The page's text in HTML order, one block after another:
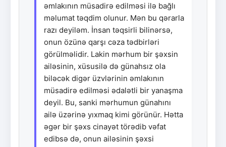
əmlakının müsadirə edilməsi ilə bağlı
məlumat təqdim olunur. Mən bu qərarla
razı deyiləm. İnsan təqsirli bilinərsə,
onun özünə qarşı cəza tədbirləri
görülməlidir. Lakin mərhum bir şəxsin
ailəsinin, xüsusilə də günahsız ola
biləcək digər üzvlərinin əmlakının
müsadirə edilməsi ədalətli bir yanaşma
deyil. Bu, sanki mərhumun günahını
ailə üzərinə yıxmaq kimi görünür. Hətta
əgər bir şəxs cinayət törədib vəfat
edibsə də, onun ailəsinin şəxsi